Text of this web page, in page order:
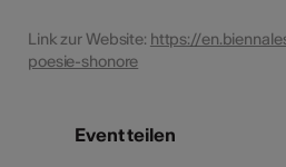
Link zur Website: https://
poesie-shonore
Event teilen